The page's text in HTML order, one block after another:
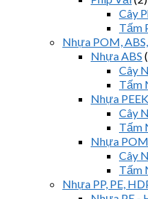
Cây
Tấm
Nhựa POM,
Nhựa ABS
Cây
Tấm
Nhựa PEEK
Cây
Tấm
Nhựa POM
Cây
Tấm
Nhựa PP, PE,